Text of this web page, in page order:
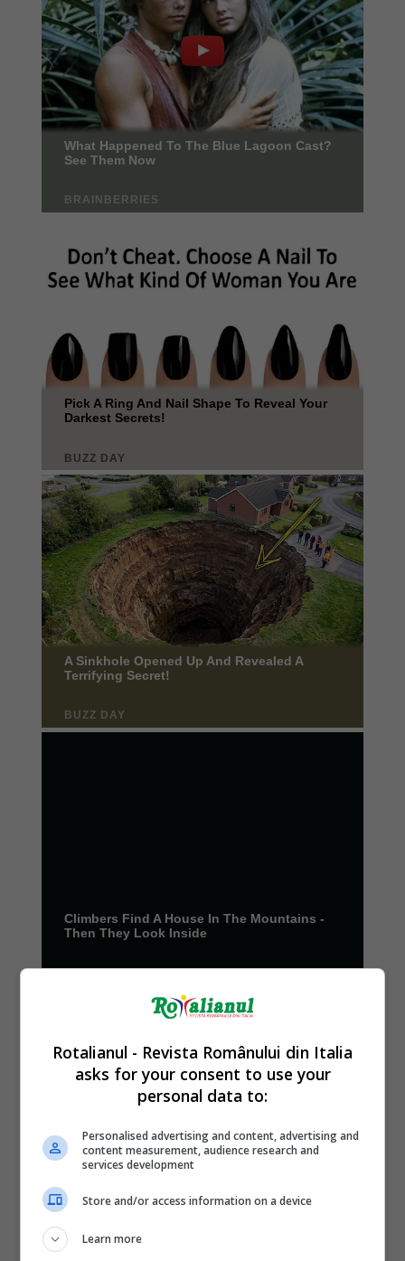
Rotalianul - Revista Românului din Italia
asks for your consent to use your
personal data to:
Personalised advertising and content, advertising and
content measurement, audience research and
services development
Store and/or access information on a device
Learn more